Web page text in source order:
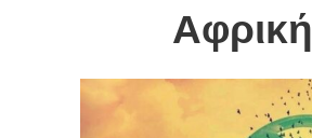
Αφρική